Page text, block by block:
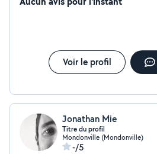
Voir le profil
Jonathan Mie
Titre du profil
Mondonville (Mondonville)
-/5